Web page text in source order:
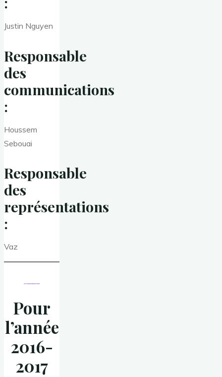
Justin Nguyen
Responsable
des
communications
:
Houssem
Sebouai
Responsable
des
représentations
:
Vaz
Pour
l’année
2016-
2017